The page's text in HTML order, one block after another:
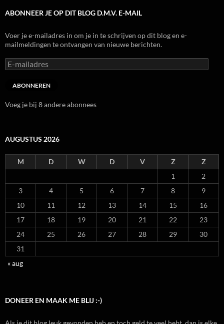
ABONNEER JE OP DIT BLOG D.M.V. E-MAIL
Voer je e-mailadres in om je in te schrijven op dit blog en e-
mailmeldingen te ontvangen van nieuwe berichten.
E-
mailadres
ABONNEREN
Voeg je bij 8 andere abonnees
AUGUSTUS 2026
M D W D V Z
Z
1
2
3
4 5 6 7 8
9
10
11 12 13 14 15
16
17
18 19 20 21 22
23
24
25 26 27 28 29
30
31
« aug
DONEER EN MAAK ME BLIJ :-)